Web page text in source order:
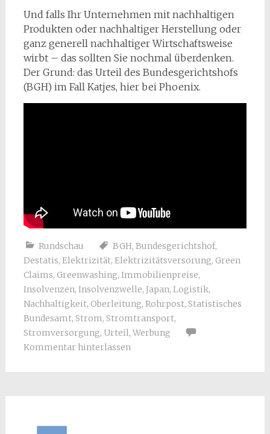
Und falls Ihr Unternehmen mit nachhaltigen
Produkten oder nachhaltiger Herstellung oder
ganz generell nachhaltiger Wirtschaftsweise
wirbt – das sollten Sie nochmal überdenken.
Der Grund: das Urteil des Bundesgerichtshofs
(BGH) im Fall Katjes, hier bei Phoenix.
Rundschau BGH, Bundesgerichtshof,
Destatis, Elektrizität, Elektrizitätsversorung, Green
Claims, Greenwashing, Immobilienpreise,
Insolvenzen, Insolvenzwelle, Japan, Logistik,
Nachhaltigkeit, Oberleitung, Rohrpost, Statistisches
Bundesamt, Strom, Stromtransport,
Stromversorgung, Urteil, Werbung
Kommentar hinterlassen